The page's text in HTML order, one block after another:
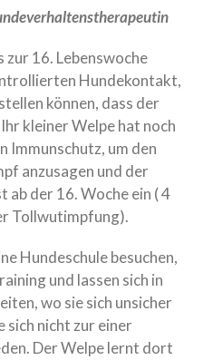
LitterArchiv
Das Seelchen +Neela
Bella Neela
Kioma Klee
Heidi aka Zindika Ojambo
Photography
Contact
zur 16. Lebenswoche
Hundekontakt,
können, dass der
kleiner Welpe hat noch
Immunschutz, um den
anzusagen und der
der 16. Woche ein ( 4
Tollwutimpfung).
Hundeschule besuchen,
und lassen sich in
wo sie sich unsicher
sich nicht zur einer
Der Welpe lernt dort